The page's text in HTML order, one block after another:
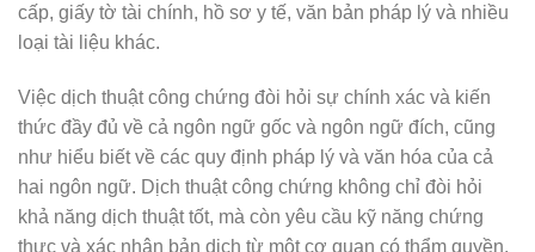
cấp, giấy tờ tài chính, hồ sơ y tế, văn bản pháp lý và nhiều
loại tài liệu khác.
Việc dịch thuật công chứng đòi hỏi sự chính xác và kiến
thức đầy đủ về cả ngôn ngữ gốc và ngôn ngữ đích, cũng
như hiểu biết về các quy định pháp lý và văn hóa của cả
hai ngôn ngữ. Dịch thuật công chứng không chỉ đòi hỏi
khả năng dịch thuật tốt, mà còn yêu cầu kỹ năng chứng
thực và xác nhận bản dịch từ một cơ quan có thẩm quyền.